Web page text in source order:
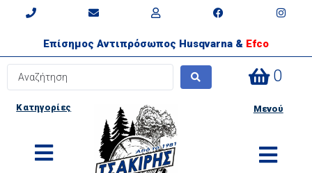
Επίσημος Αντιπρόσωπος Husqvarna & Efco
0
Κατηγορίες Μενού